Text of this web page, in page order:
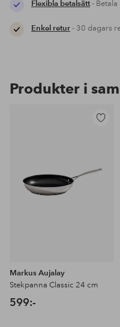
Flexibla betalsätt- Betala
Enkel retur- 30 dagars
Produkter i
Markus Aujalay
Stekpanna Classic 24 cm
599:-